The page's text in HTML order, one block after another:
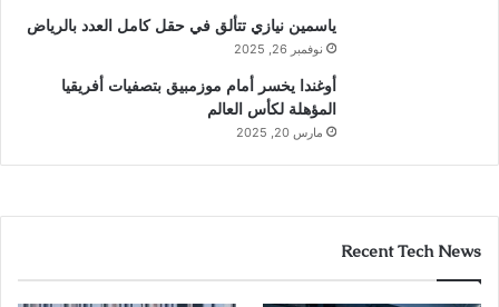
ياسمين نيازي تتألق في حقل كامل العدد بالرياض
نوفمبر 26, 2025
أوغندا يخسر أمام موزمبيق بتصفيات أفريقيا
المؤهلة لكأس العالم
مارس 20, 2025
Recent Tech News